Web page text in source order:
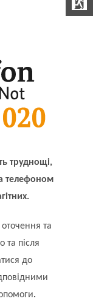
труднощі,
телефоном
оточення та
та після
до
.